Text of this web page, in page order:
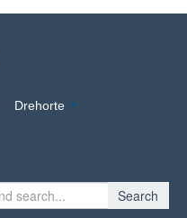
Drehorte
Search